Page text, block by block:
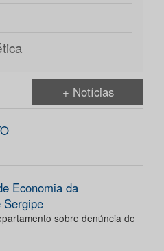
+ Notícias
Economia da
Sergipe
sobre denúncia de